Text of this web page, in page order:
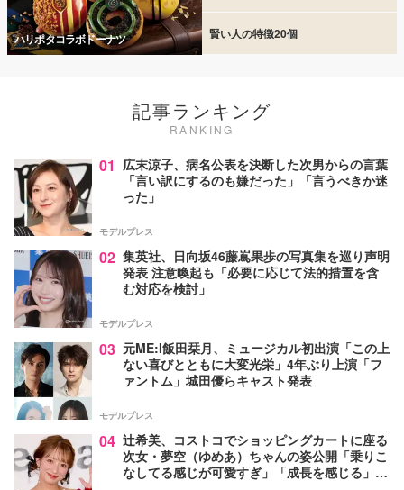
ハリポタコラボドーナツ 賢い人の特徴20個
記事ランキング
RANKING
01 広末涼子、病名公表を決断した次男からの言葉
「言い訳にするのも嫌だった」「言うべきか迷
った」
モデルプレス
02 集英社、日向坂46藤嶌果歩の写真集を巡り声明
発表 注意喚起も「必要に応じて法的措置を含
む対応を検討」
モデルプレス
03 元ME:I飯田栞月、ミュージカル初出演「この上
ない喜びとともに大変光栄」4年ぶり上演「フ
ァントム」城田優らキャスト発表
モデルプレス
04 辻希美、コストコでショッピングカートに座る
次女・夢空（ゆめあ）ちゃんの姿公開「乗りこ
なしてる感じが可愛すぎ」「成長を感じる」の